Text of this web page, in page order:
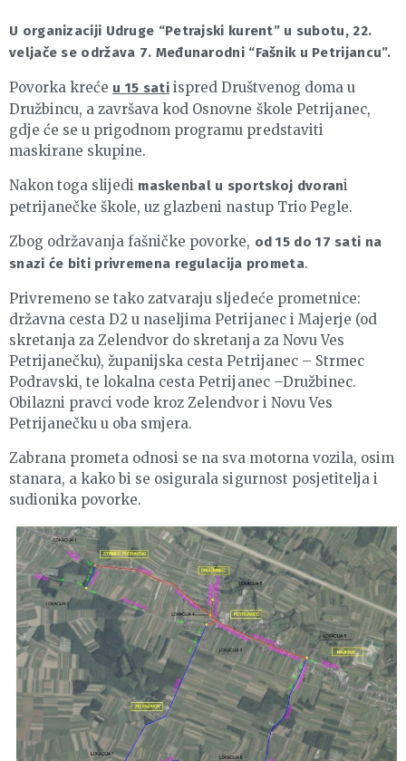
U organizaciji Udruge “Petrajski kurent” u subotu, 22.
veljače se održava 7. Međunarodni “Fašnik u Petrijancu”.
Povorka kreće u 15 satiispred Društvenog doma u
Družbincu, a završava kod Osnovne škole Petrijanec,
gdje će se u prigodnom programu predstaviti
maskirane skupine.
Nakon toga slijedi maskenbal u sportskoj dvorani
petrijanečke škole, uz glazbeni nastup Trio Pegle.
Zbog održavanja fašničke povorke, od 15 do 17 sati na
snazi će biti privremena regulacija prometa.
Privremeno se tako zatvaraju sljedeće prometnice:
državna cesta D2 u naseljima Petrijanec i Majerje (od
skretanja za Zelendvor do skretanja za Novu Ves
Petrijanečku), županijska cesta Petrijanec – Strmec
Podravski, te lokalna cesta Petrijanec –Družbinec.
Obilazni pravci vode kroz Zelendvor i Novu Ves
Petrijanečku u oba smjera.
Zabrana prometa odnosi se na sva motorna vozila, osim
stanara, a kako bi se osigurala sigurnost posjetitelja i
sudionika povorke.